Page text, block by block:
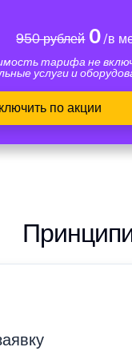
950 рублей0/в
тарифа не
услуги и
по акции